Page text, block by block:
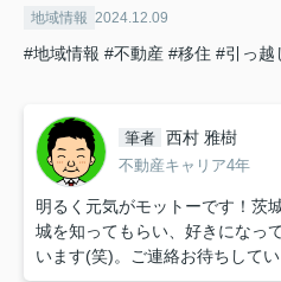
地域情報 2024.12.09
#地域情報 #不動産 #移住 #引っ越
筆者 西村 雅樹
不動産キャリア4年
明るく元気がモットーです！茨
城を知ってもらい、好きになっ
います(笑)。ご連絡お待ちしてい